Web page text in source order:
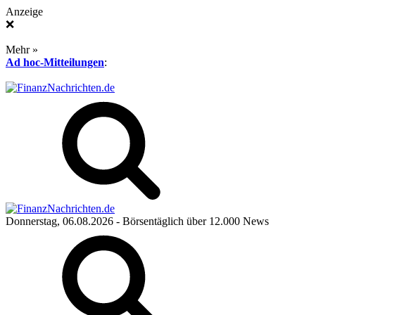
Anzeige
❌
Mehr »
Ad hoc-Mitteilungen:
Donnerstag, 06.08.2026 - Börsentäglich über 12.000 News